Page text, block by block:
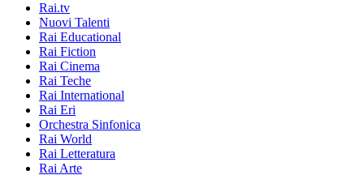
Rai.tv
Nuovi Talenti
Rai Educational
Rai Fiction
Rai Cinema
Rai Teche
Rai International
Rai Eri
Orchestra Sinfonica
Rai World
Rai Letteratura
Rai Arte